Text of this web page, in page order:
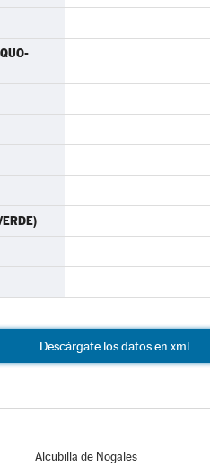
Descárgate los datos en xml
Alcubilla de Nogales